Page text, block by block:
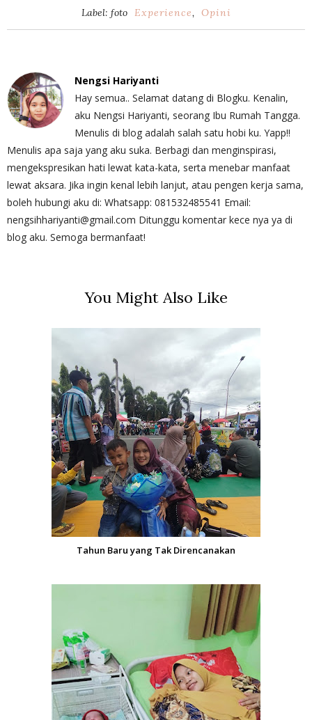
Label: foto Experience, Opini
Nengsi Hariyanti
Hay semua.. Selamat datang di Blogku. Kenalin,
aku Nengsi Hariyanti, seorang Ibu Rumah Tangga.
Menulis di blog adalah salah satu hobi ku. Yapp!!
Menulis apa saja yang aku suka. Berbagi dan menginspirasi,
mengekspresikan hati lewat kata-kata, serta menebar manfaat
lewat aksara. Jika ingin kenal lebih lanjut, atau pengen kerja sama,
boleh hubungi aku di: Whatsapp: 081532485541 Email:
nengsihhariyanti@gmail.com Ditunggu komentar kece nya ya di
blog aku. Semoga bermanfaat!
You Might Also Like
Tahun Baru yang Tak Direncanakan